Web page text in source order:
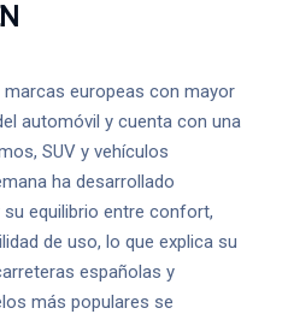
europeas con mayor
automóvil y cuenta con una
SUV y vehículos
ha desarrollado
equilibrio entre confort,
de uso, lo que explica su
españolas y
más populares se